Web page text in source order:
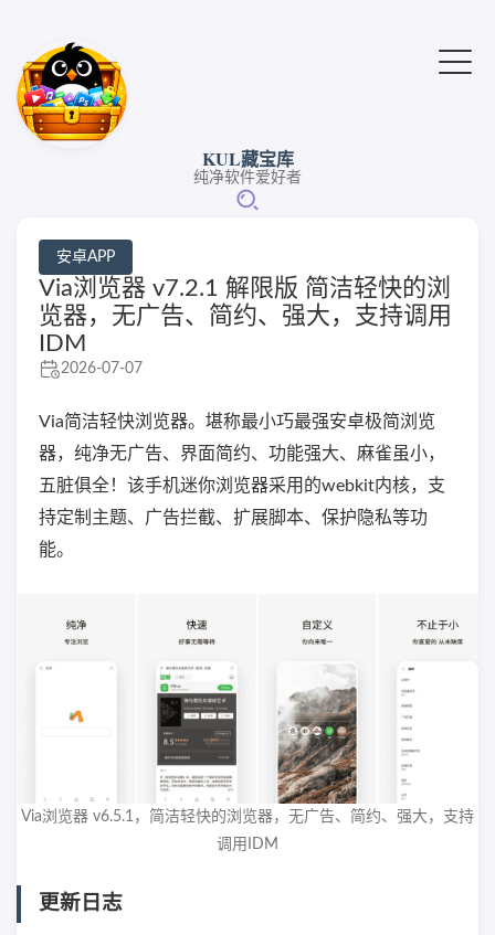
KUL藏宝库
纯净软件爱好者
安卓APP
Via浏览器 v7.2.1 解限版 简洁轻快的浏
览器，无广告、简约、强大，支持调用
IDM
2026-07-07
Via简洁轻快浏览器。堪称最小巧最强安卓极简浏览
器，纯净无广告、界面简约、功能强大、麻雀虽小，
五脏俱全！该手机迷你浏览器采用的webkit内核，支
持定制主题、广告拦截、扩展脚本、保护隐私等功
能。
Via浏览器 v6.5.1，简洁轻快的浏览器，无广告、简约、强大，支持
调用IDM
更新日志